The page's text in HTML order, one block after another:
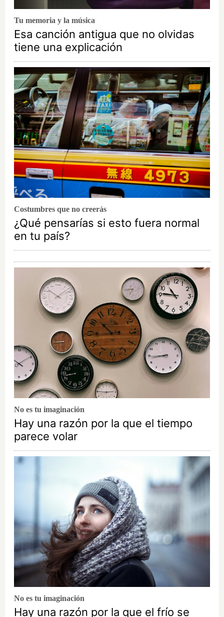
Tu memoria y la música
Esa canción antigua que no olvidas
tiene una explicación
Costumbres que no creerás
¿Qué pensarías si esto fuera normal
en tu país?
No es tu imaginación
Hay una razón por la que el tiempo
parece volar
No es tu imaginación
Hay una razón por la que el frío se